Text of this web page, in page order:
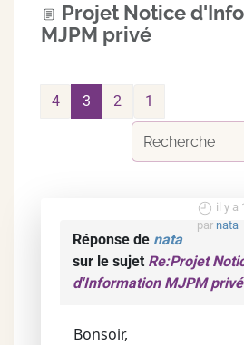
Projet Notice
MJPM privé
1
2
3
4
il y a
par nata
Réponse de nata
sur le sujet Re:Projet
d'Information MJPM privé
Bonsoir,